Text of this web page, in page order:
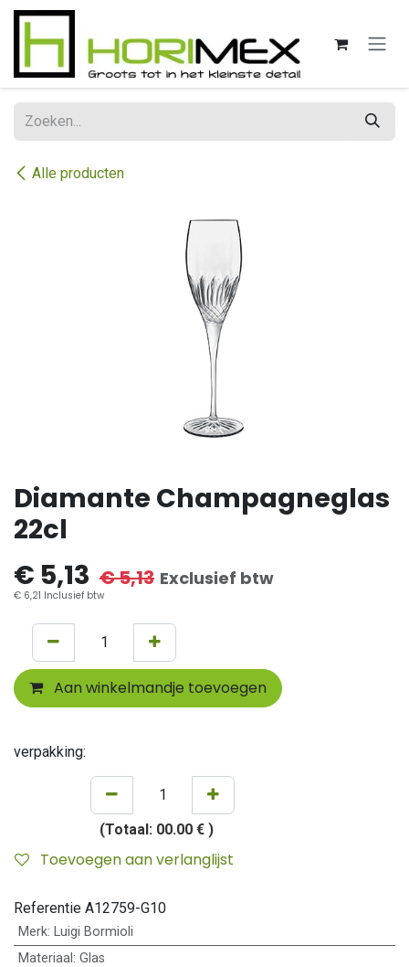
Overslaan naar inhoud
Alle producten
Diamante Champagneglas
22cl
€ 5,13 €5,13 Exclusief btw
€ 6,21 Inclusief btw
Aan winkelmandje toevoegen
verpakking:
(Totaal: 00.00 € )
Toevoegen aan verlanglijst
Referentie A12759-G10
Merk: Luigi Bormioli
Materiaal : Glas